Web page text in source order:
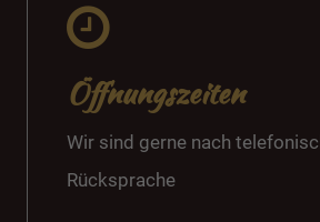
Öffnungszeiten
Wir sind gerne nach
Rücksprache